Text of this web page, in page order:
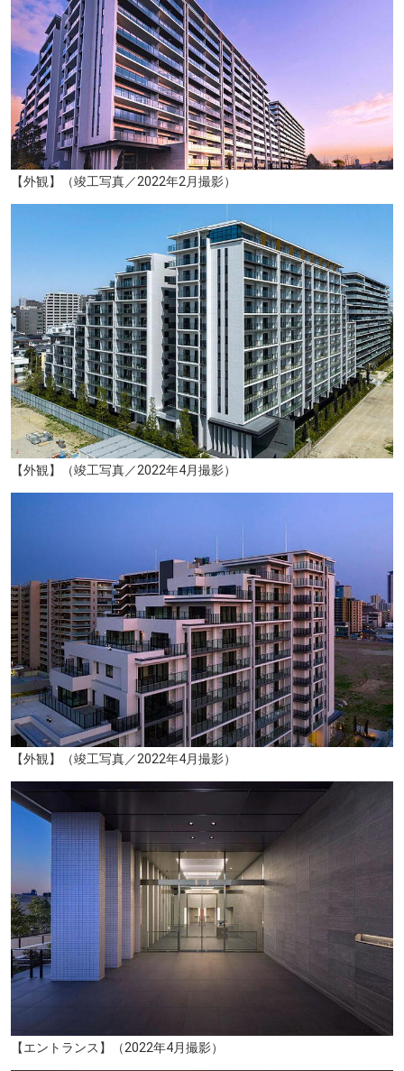
S-PAL仙台（約2470m／徒歩31分）
藤崎本館（約2310m／徒歩29分）
現地周辺空撮（掲載の航空写真はJR「北仙台」駅付近上空から南方面を撮影（2019年11月）したものに光などCG合成・加工をしたもので実際とは多少異なります。また、周辺環境は将来変わる場合があります。光の柱は本物件の位置を示すためのものであり、建物の高さや規模を示すものではありません）
【外観】（竣工写真／2022年2月撮影）
【外観】（竣工写真／2022年4月撮影）
【外観】（竣工写真／2022年4月撮影）
【エントランス】（2022年4月撮影）